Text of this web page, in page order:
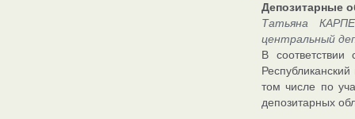
Депозитарные
Татьяна
центральный
В
том числе по
депозитарных